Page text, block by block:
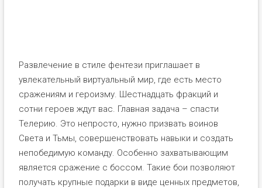
Развлечение в стиле фентези приглашает в
увлекательный виртуальный мир, где есть место
сражениям и героизму. Шестнадцать фракций и
сотни героев ждут вас. Главная задача – спасти
Телерию. Это непросто, нужно призвать воинов
Света и Тьмы, совершенствовать навыки и создать
непобедимую команду. Особенно захватывающим
является сражение с боссом. Такие бои позволяют
получать крупные подарки в виде ценных предметов,